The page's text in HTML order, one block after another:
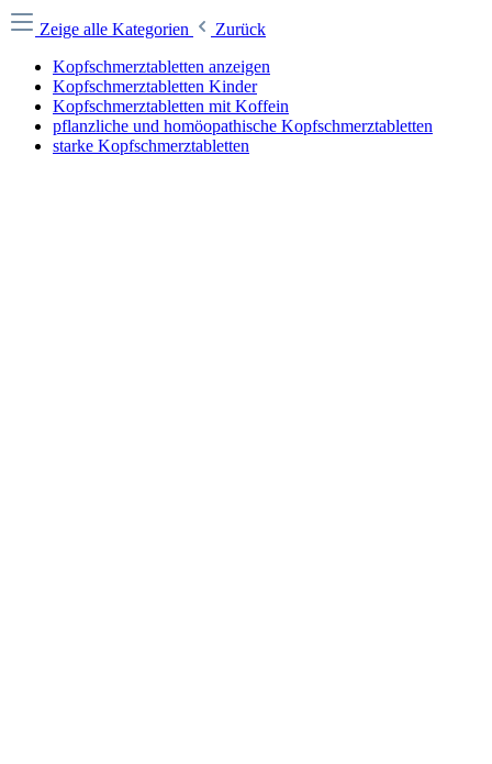
Zeige alle Kategorien
Zurück
Kopfschmerztabletten anzeigen
Kopfschmerztabletten Kinder
Kopfschmerztabletten mit Koffein
pflanzliche und homöopathische Kopfschmerztabletten
starke Kopfschmerztabletten